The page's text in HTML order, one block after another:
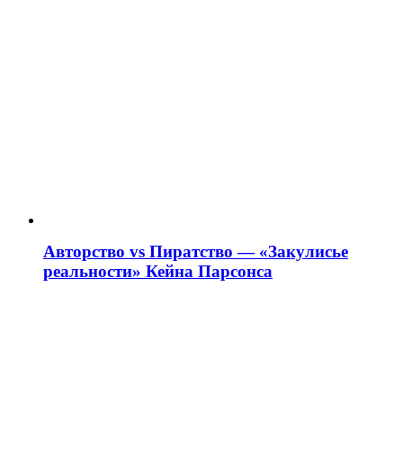
Авторство vs Пиратство — «Закулисье
реальности» Кейна Парсонса